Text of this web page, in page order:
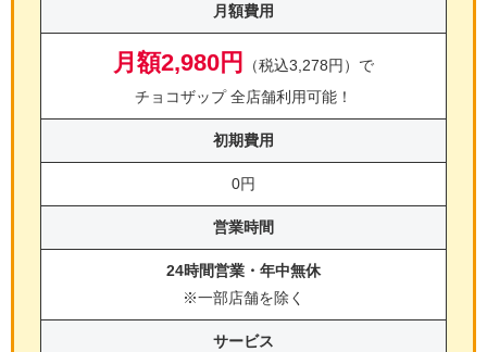
月額費用
月額2,980円
（税込3,278円）で
チョコザップ 全店舗利用可能！
初期費用
0円
営業時間
24時間営業・年中無休
※一部店舗を除く
サービス